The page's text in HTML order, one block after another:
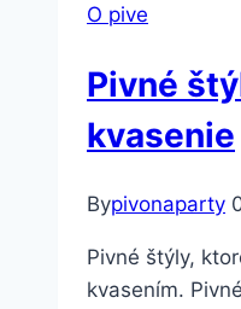
O pive
Pivné
kvasenie
Bypivonaparty
Pivné štýly,
kvasením.